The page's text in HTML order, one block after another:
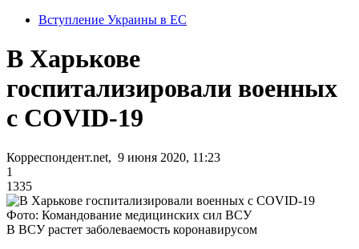
Вступление Украины в ЕС
В Харькове
госпитализировали военных
с COVID-19
Корреспондент.net, 9 июня 2020, 11:23
1
1335
Фото: Командование медицинских сил ВСУ
В ВСУ растет заболеваемость коронавирусом